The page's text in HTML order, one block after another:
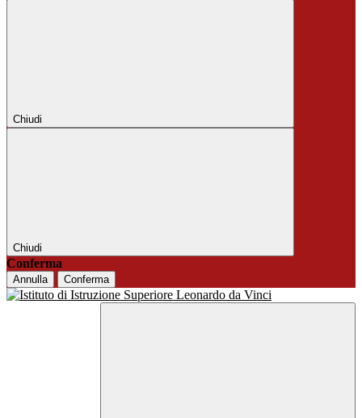
Chiudi
Chiudi
Conferma
Annulla Conferma